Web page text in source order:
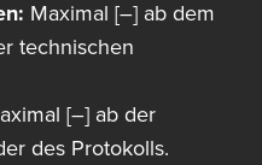
Maximal [–] ab dem
technischen
[–] ab der
des Protokolls.